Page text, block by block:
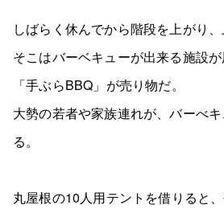
しばらく休んでから階段を上がり、
そこはバーベキューが出来る施設が
「手ぶらBBQ」が売り物だ。
大勢の若者や家族連れが、バーべ
る。
丸屋根の10人用テントを借りると